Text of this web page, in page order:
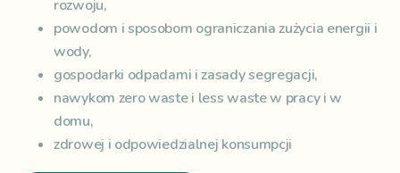
rozwoju,
powodom i sposobom ograniczania zużycia energii i
wody,
gospodarki odpadami i zasady segregacji,
nawykom zero waste i less waste w pracy i w
domu,
zdrowej i odpowiedzialnej konsumpcji